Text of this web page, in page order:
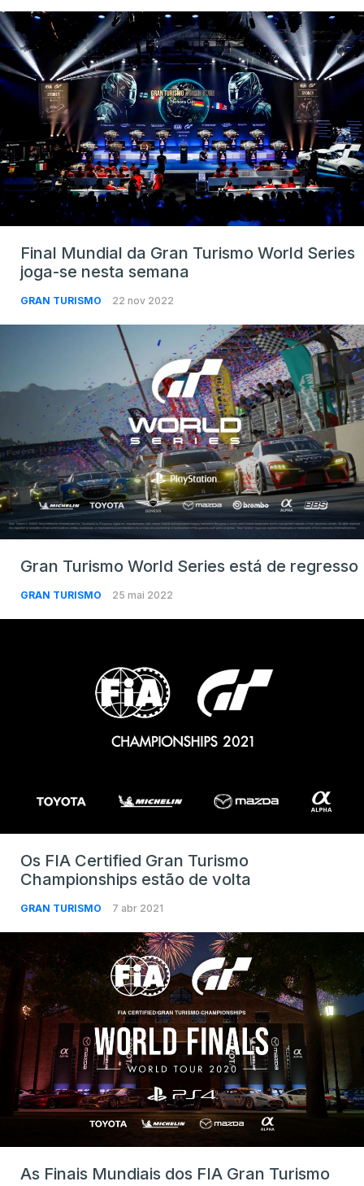
Final Mundial da Gran Turismo World Series
joga-se nesta semana
GRAN TURISMO 22 nov 2022
Gran Turismo World Series está de regresso
GRAN TURISMO 25 mai 2022
Os FIA Certified Gran Turismo
Championships estão de volta
GRAN TURISMO 7 abr 2021
As Finais Mundiais dos FIA Gran Turismo